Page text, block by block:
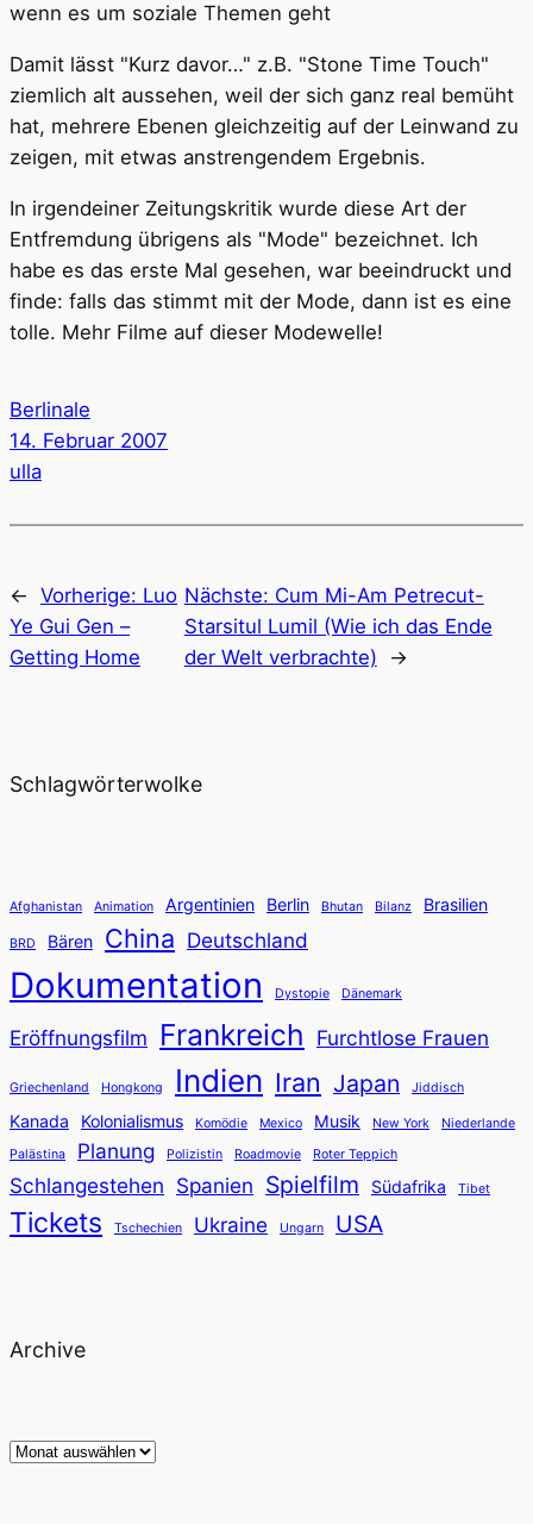
wenn es um soziale Themen geht
Damit lässt "Kurz davor…" z.B. "Stone Time Touch"
ziemlich alt aussehen, weil der sich ganz real bemüht
hat, mehrere Ebenen gleichzeitig auf der Leinwand zu
zeigen, mit etwas anstrengendem Ergebnis.
In irgendeiner Zeitungskritik wurde diese Art der
Entfremdung übrigens als "Mode" bezeichnet. Ich
habe es das erste Mal gesehen, war beeindruckt und
finde: falls das stimmt mit der Mode, dann ist es eine
tolle. Mehr Filme auf dieser Modewelle!
Berlinale
14. Februar 2007
ulla
← Vorherige: Luo
Ye Gui Gen –
Getting Home
Nächste: Cum Mi-Am Petrecut-
Starsitul Lumil (Wie ich das Ende
der Welt verbrachte)
→
Schlagwörterwolke
Afghanistan Animation Argentinien Berlin Bhutan Bilanz Brasilien
BRD Bären China Deutschland
Dokumentation Dystopie Dänemark
Eröffnungsfilm Frankreich Furchtlose Frauen
Griechenland Hongkong Indien Iran Japan Jiddisch
Kanada Kolonialismus Komödie Mexico Musik New York
Niederlande
Palästina
Planung Polizistin Roadmovie Roter Teppich
Schlangestehen Spanien Spielfilm Südafrika Tibet
Tickets Tschechien Ukraine Ungarn USA
Archive
Archiv